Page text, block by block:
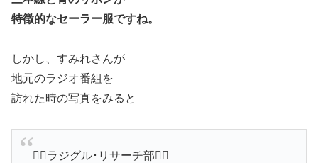
特徴的なセーラー服ですね。
しかし、すみれさんが
地元のラジオ番組を
訪れた時の写真をみると
🕵️‍♀️ラジグル･リサーチ部🕵️‍♀️